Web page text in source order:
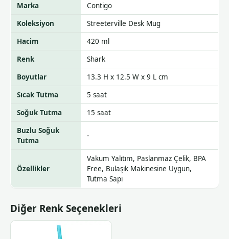
Marka
Contigo
Koleksiyon
Streeterville Desk Mug
Hacim
420 ml
Renk
Shark
Boyutlar
13.3 H x 12.5 W x 9 L cm
Sıcak Tutma
5 saat
Soğuk Tutma
15 saat
Buzlu Soğuk
Tutma
-
Özellikler
Vakum Yalıtım, Paslanmaz Çelik, BPA
Free, Bulaşık Makinesine Uygun,
Tutma Sapı
Diğer Renk Seçenekleri